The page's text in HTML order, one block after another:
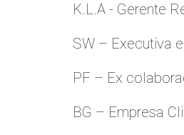
K.L.A - Gerente
SW – Executiva
PF – Ex
BG – Empresa